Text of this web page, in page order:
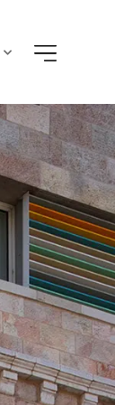
Menu